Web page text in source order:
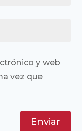
y web
vez que
Enviar